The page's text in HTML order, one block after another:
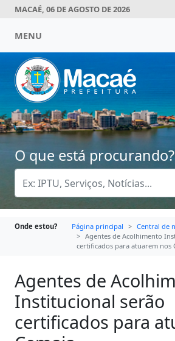
MACAÉ, 06 DE AGOSTO DE 2026
MENU
O que está procurando?
Onde estou? Página principal
Central de
Agentes de Acolhimento
certificados para atuarem nos
Agentes de
Institucional serão
certificados para